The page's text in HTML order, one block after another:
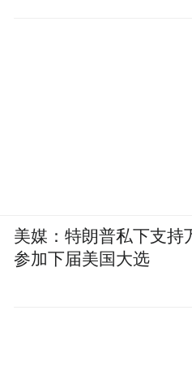
美媒：特朗普私下支持
参加下届美国大选